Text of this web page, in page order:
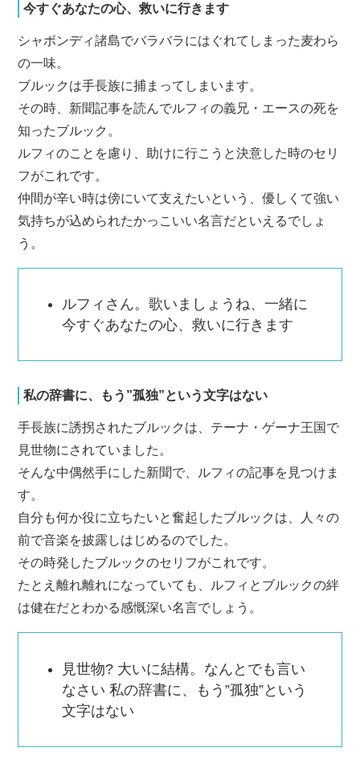
今すぐあなたの心、救いに行きます
シャボンディ諸島でバラバラにはぐれてしまった麦わら
の一味。
ブルックは手長族に捕まってしまいます。
その時、新聞記事を読んでルフィの義兄・エースの死を
知ったブルック。
ルフィのことを慮り、助けに行こうと決意した時のセリ
フがこれです。
仲間が辛い時は傍にいて支えたいという、優しくて強い
気持ちが込められたかっこいい名言だといえるでしょ
う。
ルフィさん。歌いましょうね、一緒に
今すぐあなたの心、救いに行きます
私の辞書に、もう”孤独”という文字はない
手長族に誘拐されたブルックは、テーナ・ゲーナ王国で
見世物にされていました。
そんな中偶然手にした新聞で、ルフィの記事を見つけま
す。
自分も何か役に立ちたいと奮起したブルックは、人々の
前で音楽を披露しはじめるのでした。
その時発したブルックのセリフがこれです。
たとえ離れ離れになっていても、ルフィとブルックの絆
は健在だとわかる感慨深い名言でしょう。
見世物? 大いに結構。なんとでも言い
なさい 私の辞書に、もう”孤独”という
文字はない